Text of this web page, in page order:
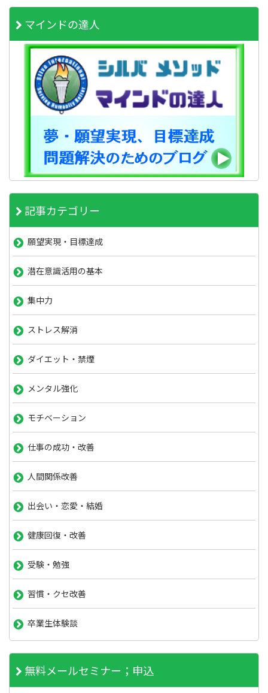
マインドの達人
記事カテゴリー
願望実現・目標達成
潜在意識活用の基本
集中力
ストレス解消
ダイエット・禁煙
メンタル強化
モチベーション
仕事の成功・改善
人間関係改善
出会い・恋愛・結婚
健康回復・改善
受験・勉強
習慣・クセ改善
卒業生体験談
無料メールセミナー；申込